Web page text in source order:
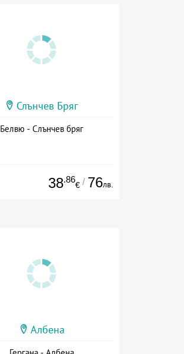
Слънчев Бряг
Белвю - Слънчев бряг
38.86
€ / 76лв.
Албена